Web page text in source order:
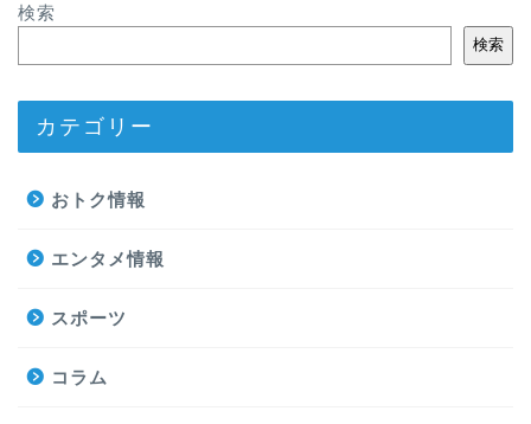
検索
検索
カテゴリー
おトク情報
エンタメ情報
スポーツ
コラム